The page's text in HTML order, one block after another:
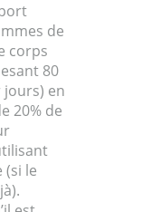
de
corps
80
jours) en
20% de
(si le